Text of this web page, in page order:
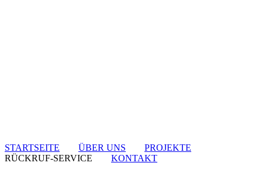
STARTSEITE ÜBER UNS
PROJEKTE
RÜCKRUF-SERVICE
KONTAKT